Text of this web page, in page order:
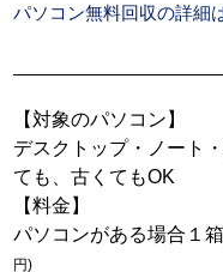
パソコン無料回収の詳細
【対象のパソコン】
デスクトップ・ノート
ても、古くてもOK
【料金】
パソコンがある場合
円)